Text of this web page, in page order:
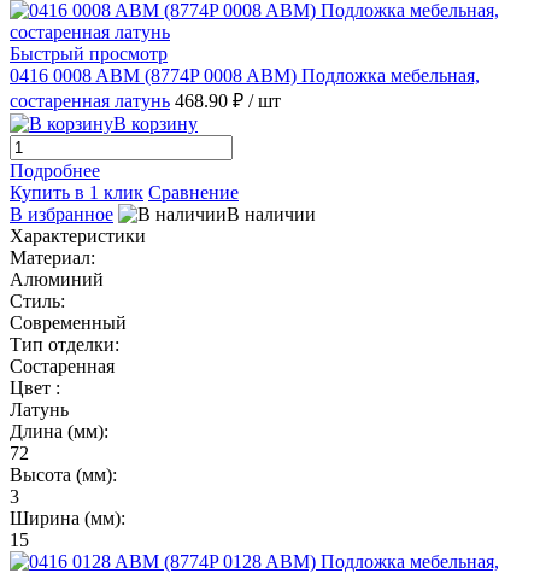
Быстрый просмотр
0416 0008 ABM (8774P 0008 ABM) Подложка мебельная,
состаренная латунь 468.90 ₽ / шт
В корзину
Подробнее
Купить в 1 клик Сравнение
В избранное
В наличии
Характеристики
Материал:
Алюминий
Стиль:
Современный
Тип отделки:
Состаренная
Цвет :
Латунь
Длина (мм):
72
Высота (мм):
3
Ширина (мм):
15